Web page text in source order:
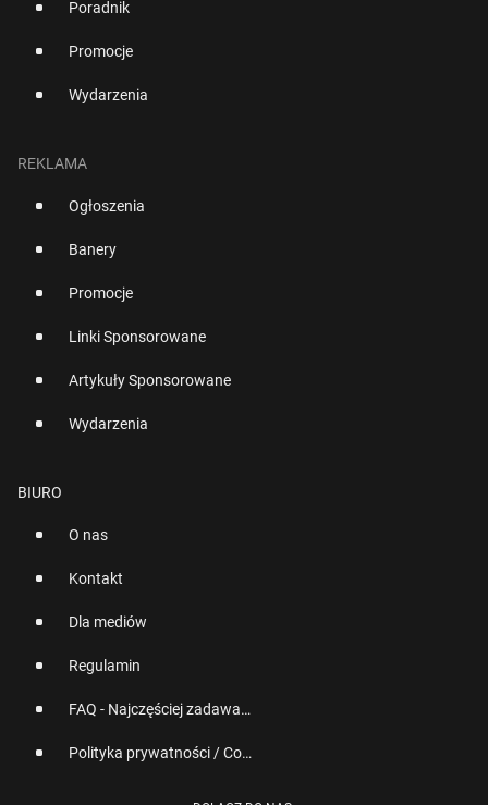
Poradnik
Promocje
Wydarzenia
REKLAMA
Ogłoszenia
Banery
Promocje
Linki Sponsorowane
Artykuły Sponsorowane
Wydarzenia
BIURO
O nas
Kontakt
Dla mediów
Regulamin
FAQ - Najczęściej zadawane pytania
Polityka prywatności / Cookies